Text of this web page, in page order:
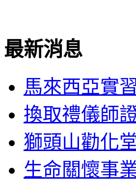
最新消息
馬來西亞實
換取禮儀師
獅頭山勸化
生命關懷事